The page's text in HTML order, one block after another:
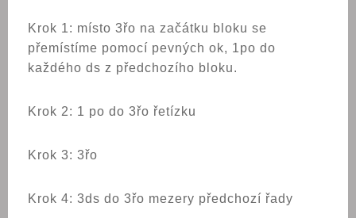
Krok 1: místo 3řo na začátku bloku se
přemístíme pomocí pevných ok, 1po do
každého ds z předchozího bloku.
Krok 2: 1 po do 3řo řetízku
Krok 3: 3řo
Krok 4: 3ds do 3řo mezery předchozí řady